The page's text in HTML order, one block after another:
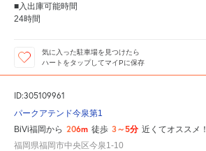
■入出庫可能時間
24時間
気に入った駐車場を見つけたら
ハートをタップしてマイPに保存
ID:305109961
パークアテンド今泉第1
BiVi福岡から 206m 徒歩 3～5分 近くてオススメ！
福岡県福岡市中央区今泉1-10